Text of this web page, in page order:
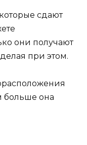
сдают
они получают
при этом.
больше она